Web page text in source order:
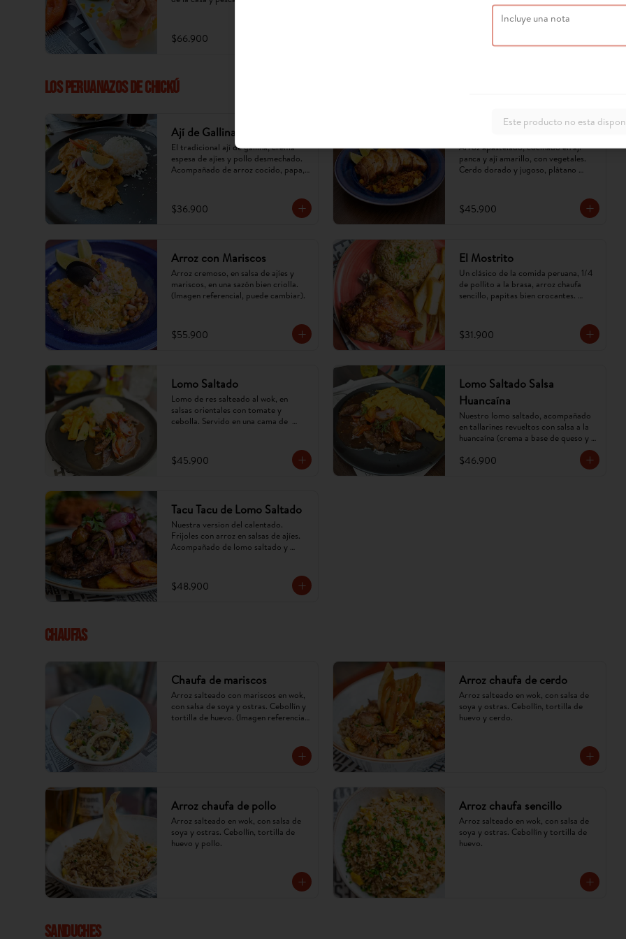
$66.900
LOS PERUANAZOS DE CHICKÚ
Ají de Gallina
El tradicional ají de gallina, crema
espesa de ajíes y pollo desmechado.
Acompañado de arroz cocido, papa,
$36.900
Arroz apastelado de cerdo
Arroz apastelado, cocinado en ají
panca y ají amarillo, con vegetales.
Cerdo dorado y jugoso, plátano
$45.900
Arroz con Mariscos
Arroz cremoso, en salsa de ajíes y
mariscos, en una sazón bien criolla.
(Imagen referencial, puede cambiar).
$55.900
El Mostrito
Un clásico de la comida peruana, 1/4
de pollito a la brasa, arroz chaufa
sencillo, papitas bien crocantes.
$31.900
Lomo Saltado
Lomo de res salteado al wok, en
salsas orientales con tomate y
cebolla. Servido en una cama de
$45.900
Lomo Saltado Salsa
Huancaína
Nuestro lomo saltado, acompañado
en tallarines revueltos con salsa a la
huancaína (crema a base de queso y
puede cambiar).
$46.900
Tacu Tacu de Lomo Saltado
Nuestra version del calentado.
Frijoles con arroz en salsas de ajíes.
Acompañado de lomo saltado y
$48.900
CHAUFAS
Chaufa de mariscos
Arroz salteado con mariscos en wok,
con salsa de soya y ostras. Cebollín y
tortilla de huevo. (Imagen referencial,
Arroz chaufa de cerdo
Arroz salteado en wok, con salsa de
soya y ostras. Cebollín, tortilla de
huevo y cerdo.
Arroz chaufa de pollo
Arroz salteado en wok, con salsa de
soya y ostras. Cebollín, tortilla de
huevo y pollo.
Arroz chaufa sencillo
Arroz salteado en wok, con salsa de
soya y ostras. Cebollín y tortilla de
huevo.
SANDUCHES
Este producto no esta